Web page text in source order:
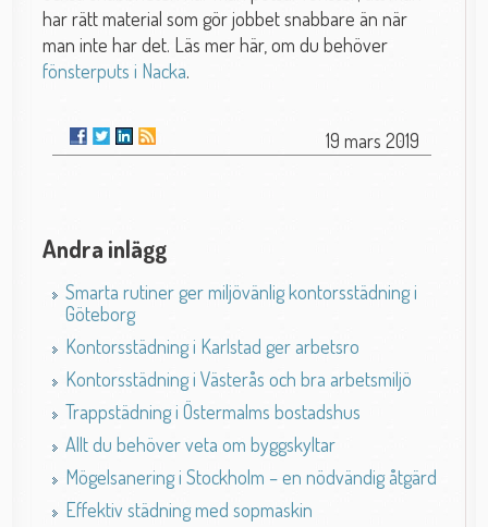
har rätt material som gör jobbet snabbare än när
man inte har det. Läs mer här, om du behöver
fönsterputs i Nacka.
19 mars 2019
Andra inlägg
Smarta rutiner ger miljövänlig kontorsstädning i
Göteborg
Kontorsstädning i Karlstad ger arbetsro
Kontorsstädning i Västerås och bra arbetsmiljö
Trappstädning i Östermalms bostadshus
Allt du behöver veta om byggskyltar
Mögelsanering i Stockholm – en nödvändig åtgärd
Effektiv städning med sopmaskin